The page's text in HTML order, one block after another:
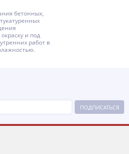
бетонных,
и под
работ в
ПОДПИСАТЬСЯ